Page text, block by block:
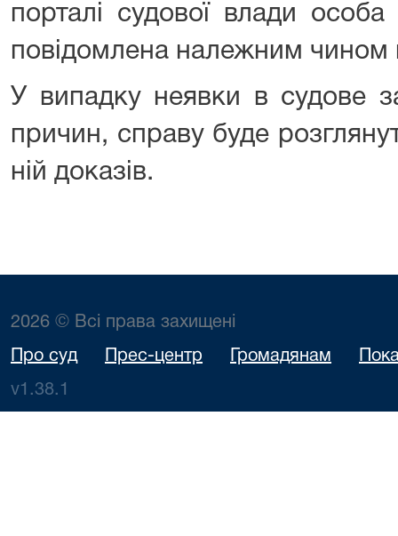
порталі судової влади
повідомлена належним чином
У випадку неявки в судове
причин, справу буде
ній доказів.
2026 © Всі права захищені
Про суд Прес-центр Громадянам
v1.38.1